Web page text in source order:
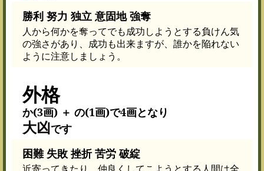
勝利 努力 独立 意固地 強奪
人から何かを奪ってでも成功しようとする負けん気
の強さがあり、成功も出来ますが、誰かを陥れない
ように注意しましょう。
外格
か(3画) ＋ の(1画)で4画となり
大凶です
困難 失敗 挫折 苦労 破綻